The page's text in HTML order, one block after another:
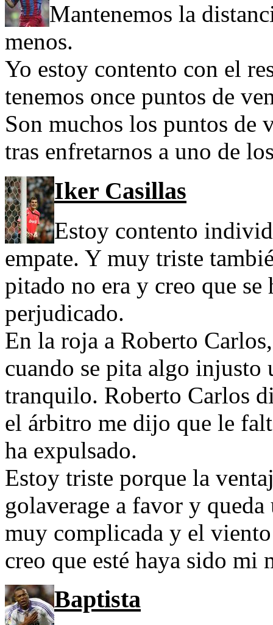
Mantenemos la
menos.
Yo estoy contento con el
tenemos once puntos de
Son muchos los puntos de
tras enfretarnos a uno de
Iker Casillas
Estoy contento
empate. Y muy triste
pitado no era y creo que
perjudicado.
En la roja a Roberto
cuando se pita algo injusto
tranquilo. Roberto Carlos
el árbitro me dijo que le
ha expulsado.
Estoy triste porque la
golaverage a favor y
muy complicada y el
creo que esté haya sido mi
Baptista